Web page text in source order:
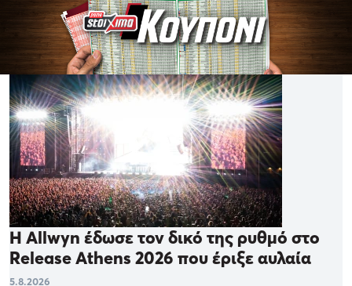
Η Allwyn έδωσε τον δικό της ρυθμό στο
Release Athens 2026 που έριξε αυλαία
5.8.2026